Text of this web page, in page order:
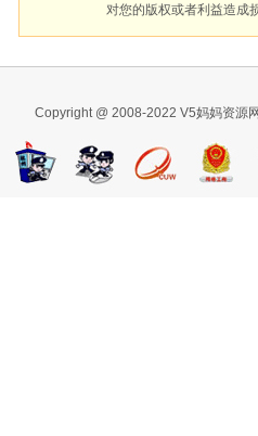
对您的版权或者利益造成
Copyright @ 2008-2022 V5妈妈资源